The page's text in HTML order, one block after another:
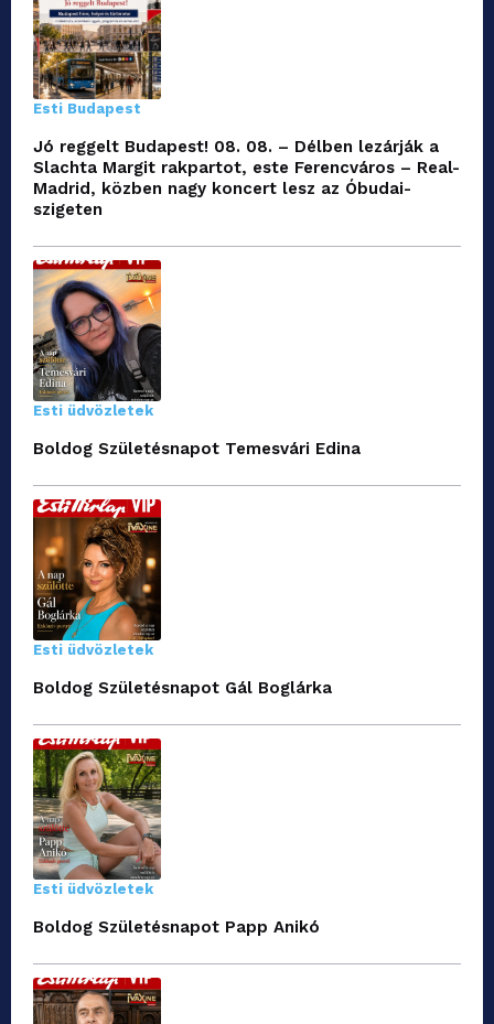
Esti Budapest
Jó reggelt Budapest! 08. 08. – Délben lezárják a
Slachta Margit rakpartot, este Ferencváros – Real-
Madrid, közben nagy koncert lesz az Óbudai-
szigeten
Esti üdvözletek
Boldog Születésnapot Temesvári Edina
Esti üdvözletek
Boldog Születésnapot Gál Boglárka
Esti üdvözletek
Boldog Születésnapot Papp Anikó